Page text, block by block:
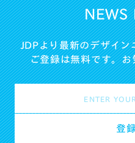
NEWS
JDPより最新のデザイ
ご登録は無料です。